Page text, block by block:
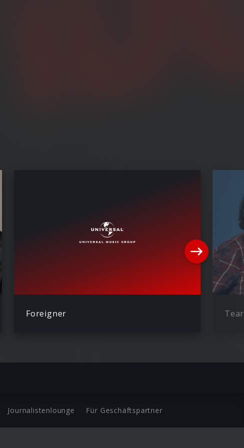
Foreigner
Journalistenlounge Für Geschäftspartner